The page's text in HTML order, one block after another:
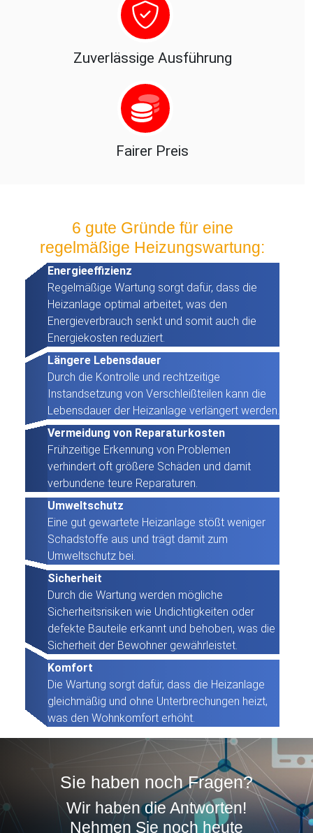
Zuverlässige Ausführung
Fairer Preis
6 gute Gründe für eine
regelmäßige Heizungswartung:
Energieeffizienz
Regelmäßige Wartung sorgt dafür, dass die
Heizanlage optimal arbeitet, was den
Energieverbrauch senkt und somit auch die
Energiekosten reduziert.
Längere Lebensdauer
Durch die Kontrolle und rechtzeitige
Instandsetzung von Verschleißteilen kann die
Lebensdauer der Heizanlage verlängert werden.
Vermeidung von Reparaturkosten
Frühzeitige Erkennung von Problemen
verhindert oft größere Schäden und damit
verbundene teure Reparaturen.
Umweltschutz
Eine gut gewartete Heizanlage stößt weniger
Schadstoffe aus und trägt damit zum
Umweltschutz bei.
Sicherheit
Durch die Wartung werden mögliche
Sicherheitsrisiken wie Undichtigkeiten oder
defekte Bauteile erkannt und behoben, was die
Sicherheit der Bewohner gewährleistet.
Komfort
Die Wartung sorgt dafür, dass die Heizanlage
gleichmäßig und ohne Unterbrechungen heizt,
was den Wohnkomfort erhöht.
Sie haben noch Fragen?
Wir haben die Antworten!
Nehmen Sie noch heute